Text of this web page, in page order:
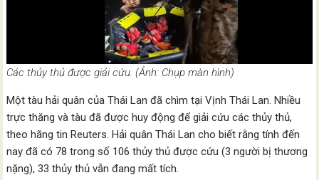
Các thủy thủ được giải cứu. (Ảnh: Chụp màn hình)
Một tàu hải quân của Thái Lan đã chìm tại Vịnh Thái Lan. Nhiều
trực thăng và tàu đã được huy động để giải cứu các thủy thủ,
theo hãng tin Reuters. Hải quân Thái Lan cho biết rằng tính đến
nay đã có 78 trong số 106 thủy thủ được cứu (3 người bị thương
nặng), 33 thủy thủ vẫn đang mất tích.